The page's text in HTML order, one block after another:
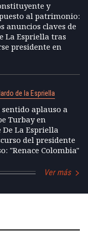
y
al patrimonio:
anuncios claves de
La Espriella tras
presidente en
de la Espriella
aplauso a
Turbay en
De La Espriella
del presidente
"Renace Colombia"
Ver más